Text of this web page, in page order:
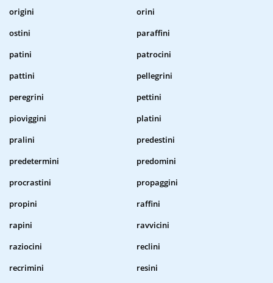
origini
orini
ostini
paraffini
patini
patrocini
pattini
pellegrini
peregrini
pettini
pioviggini
platini
pralini
predestini
predetermini
predomini
procrastini
propaggini
propini
raffini
rapini
ravvicini
raziocini
reclini
recrimini
resini